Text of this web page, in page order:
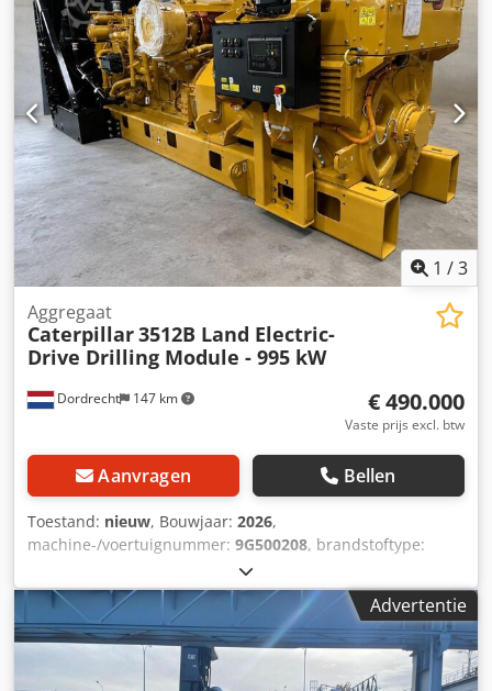
1 /3
Dordrecht 147 km
Aggregaat
Caterpillar3512B Land Electric-
Drive Drilling Module - 995 kW
€ 490.000
Vaste prijs excl. btw
Aanvragen Bellen
Toestand: nieuw, Bouwjaar: 2026,
machine-/voertuignummer: 9G500208, brandstoftype:
Caterpillar 3512B
Toepassingsgebied: Bouw Leeggewicht: 14.250 kg
Generatorvermogen: 1.421 kVA Laadruimtedimensies: 605
x 266 x 232 cm Neem contact op met Team DPX voor meer
informatie. Dedpfx Aozhzw Dobpewa
Advertentie